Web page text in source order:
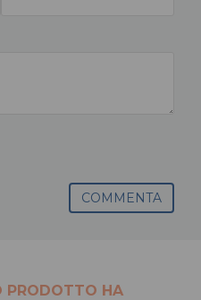
COMMENTA
PRODOTTO HA